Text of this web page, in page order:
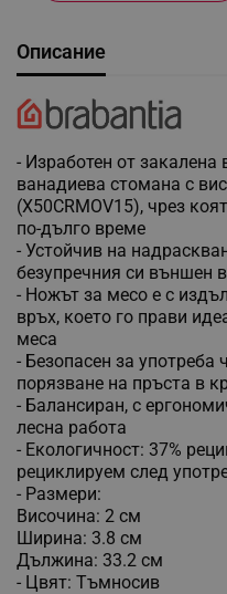
Описание
- Изработен от
ванадиева стомана с
(X50CRMOV15), чрез
по-дълго време
- Устойчив на
безупречния си външен
- Ножът за месо е с
връх, което го прави
меса
- Безопасен за употреба
порязване на пръста в
- Балансиран, с
лесна работа
- Екологичност: 37%
рециклируем след
- Размери:
Височина: 2 см
Ширина: 3.8 см
Дължина: 33.2 см
- Цвят: Тъмносив